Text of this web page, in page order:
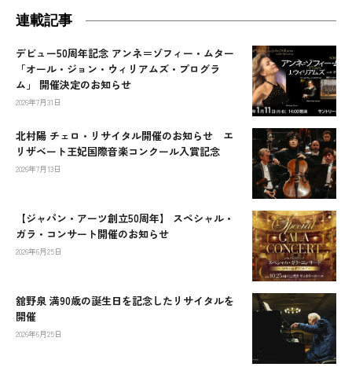
連載記事
デビュー50周年記念 アンネ＝ゾフィー・ムター
「オール・ジョン・ウィリアムズ・プログラ
ム」 開催決定のお知らせ
2026年7月31日
北村陽 チェロ・リサイタル開催のお知らせ エ
リザベート王妃国際音楽コンクール入賞記念
2026年7月13日
【ジャパン・アーツ創立50周年】 スペシャル・
ガラ・コンサート開催のお知らせ
2026年6月25日
舘野泉 満90歳の誕生日を記念したリサイタルを
開催
2026年6月25日